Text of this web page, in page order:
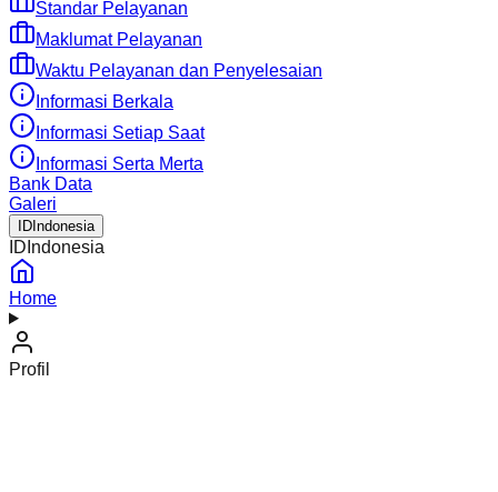
Standar Pelayanan
Maklumat Pelayanan
Waktu Pelayanan dan Penyelesaian
Informasi Berkala
Informasi Setiap Saat
Informasi Serta Merta
Bank Data
Galeri
ID Indonesia
ID Indonesia
Home
Profil